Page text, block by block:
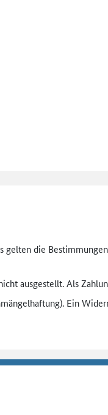
gelten die
ausgestellt. Als
Ein